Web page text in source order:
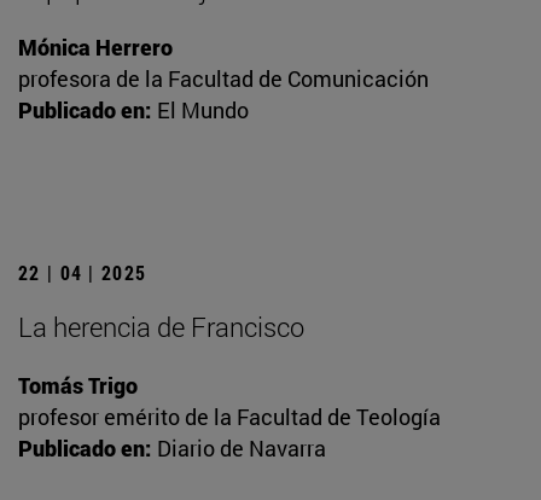
Mónica Herrero
profesora de la Facultad de Comunicación
Publicado en: El Mundo
22 | 04 | 2025
La herencia de Francisco
Tomás Trigo
profesor emérito de la Facultad de Teología
Publicado en: Diario de Navarra